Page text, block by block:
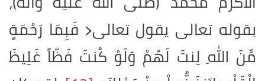
بقوله تعالى يقول تعالى﴿ فَبِمَا رَحْمَةٍ
مِّنَ اللهِ لِنتَ لَهُمْ وَلَوْ كُنتَ فَظّاً غَلِيظَ